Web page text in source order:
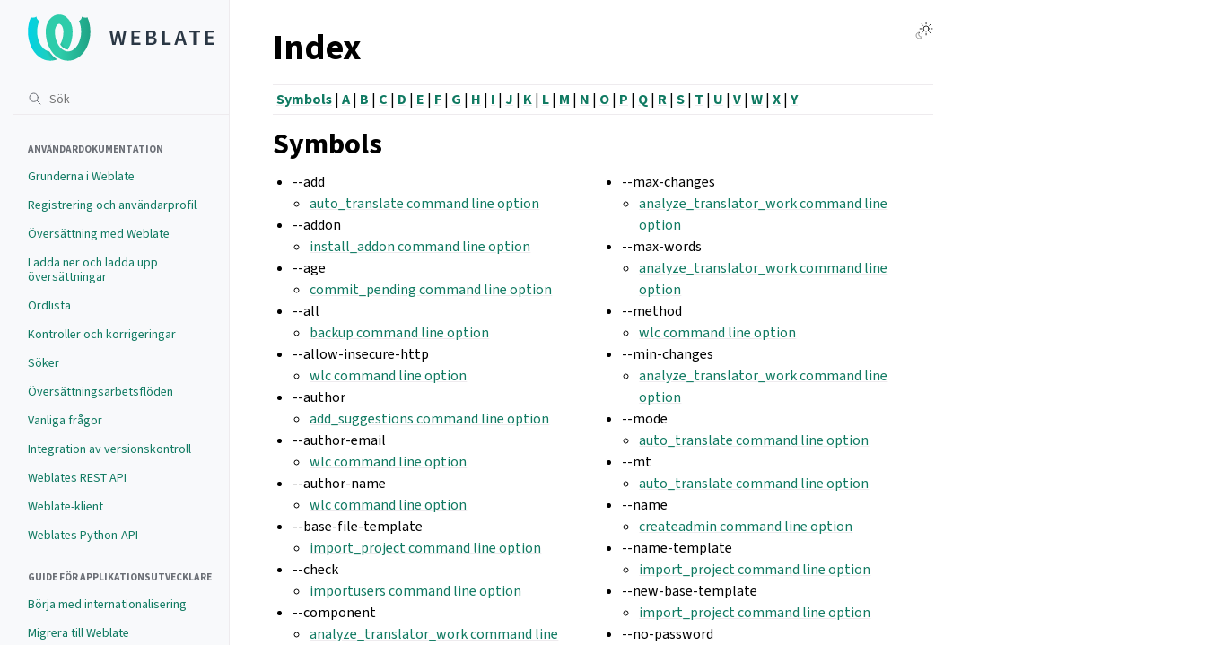
ANVÄNDARDOKUMENTATION
Grunderna i Weblate
Registrering och användarprofil
Översättning med Weblate
Ladda ner och ladda upp
översättningar
Ordlista
Kontroller och korrigeringar
Söker
Översättningsarbetsflöden
Vanliga frågor
Integration av versionskontroll
Weblates REST API
Weblate-klient
Weblates Python-API
GUIDE FÖR APPLIKATIONSUTVECKLARE
Börja med internationalisering
Migrera till Weblate
Index
Symbols|A| B | C | D | E | F| G | H | I | J | K| L| M | N | O| P | Q| R|S| T | U |V|W|X|Y
Symbols
--add
auto_translate command line option
--addon
install_addon command line option
--age
commit_pending command line option
--all
backup command line option
--allow-insecure-http
wlc command line option
--author
add_suggestions command line option
--author-email
wlc command line option
--author-name
wlc command line option
--base-file-template
import_project command line option
--check
importusers command line option
--component
analyze_translator_work command line
--max-changes
analyze_translator_work command line
option
--max-words
analyze_translator_work command line
option
--method
wlc command line option
--min-changes
analyze_translator_work command line
option
--mode
auto_translate command line option
--mt
auto_translate command line option
--name
createadmin command line option
--name-template
import_project command line option
--new-base-template
import_project command line option
--no-password